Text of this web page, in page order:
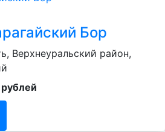
Бор
Верхнеуральский район,